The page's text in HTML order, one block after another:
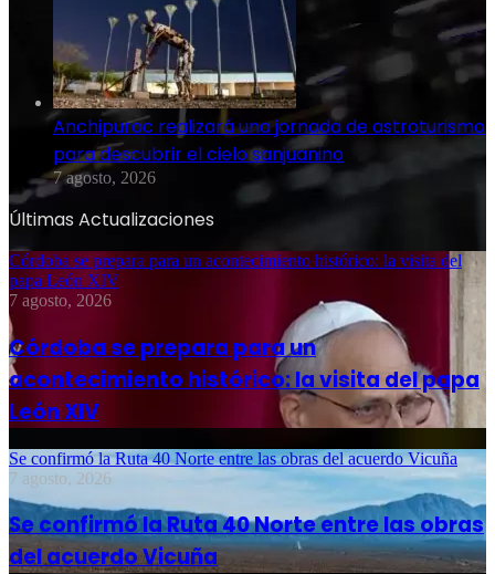
Anchipurac realizará una jornada de astroturismo
para descubrir el cielo sanjuanino
7 agosto, 2026
Últimas Actualizaciones
Córdoba se prepara para un acontecimiento histórico: la visita del
papa León XIV
7 agosto, 2026
Córdoba se prepara para un
acontecimiento histórico: la visita del papa
León XIV
Se confirmó la Ruta 40 Norte entre las obras del acuerdo Vicuña
7 agosto, 2026
Se confirmó la Ruta 40 Norte entre las obras
del acuerdo Vicuña